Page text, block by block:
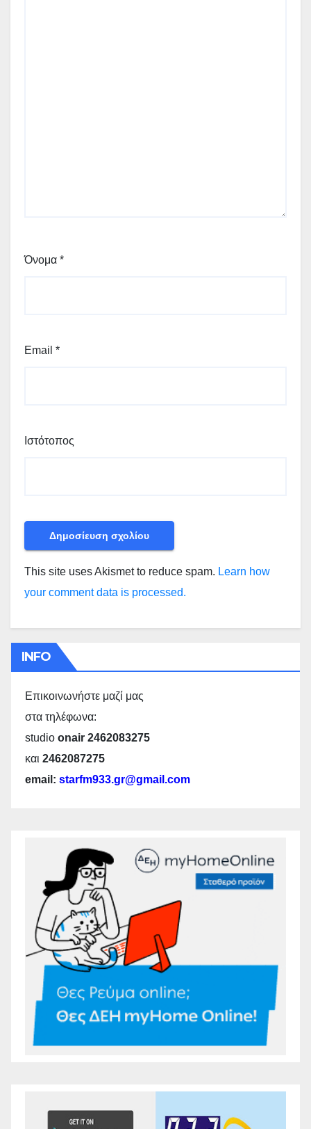
Όνομα *
Email *
Ιστότοπος
This site uses Akismet to reduce spam. Learn how
your comment data is processed.
INFO
Επικοινωνήστε μαζί μας
στα τηλέφωνα:
studio onair 2462083275
και 2462087275
email: starfm933.gr@gmail.com